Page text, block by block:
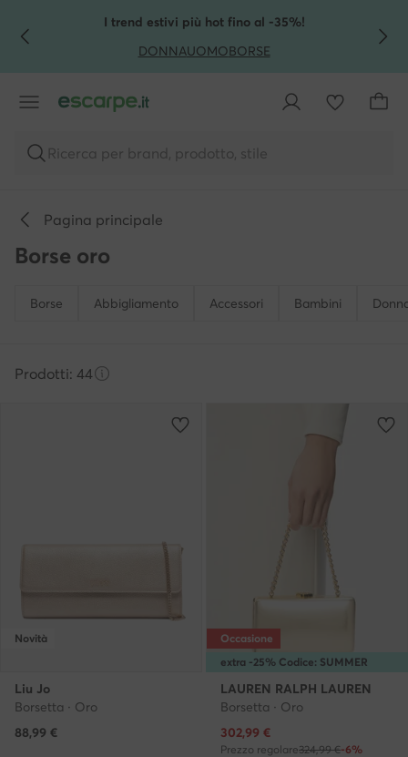
VAI AL CONTENUTO PRINCIPALE
VAI ALLA RICERCAI trend estivi più hot fino al -35%!
DONNAUOMOBORSE
Ricerca per brand, prodotto, stile
Pagina principale
Borse oro
Borse Abbigliamento Accessori Bambini
Prodotti: 44
Novità
Liu Jo
Borsetta · Oro
88,99 €
extra -25% Codice: SUMMER
Occasione
LAUREN RALPH LAUREN
Borsetta · Oro
Prezzo attuale
302,99 €
Prezzo regolare324,99 €-6%